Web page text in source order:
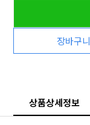
장바구니
상품상세정보